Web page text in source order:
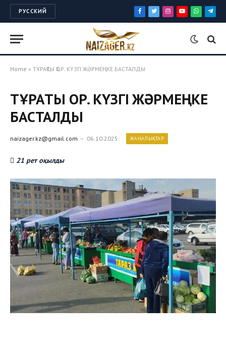
РУССКИЙ Facebook
TwitterInstagram
YouTubeWhatsApp
Home » ТҰРАҚТЫ ҚОР. КҮЗГІ ЖӘРМЕҢКЕ БАСТАЛДЫ
ТҰРАҚТЫ ҚОР. КҮЗГІ ЖӘРМЕҢКЕ
БАСТАЛДЫ
naizager.kz@gmail.com 06.10.2025 ЖАҢАЛЫҚТАР
21 рет оқылды